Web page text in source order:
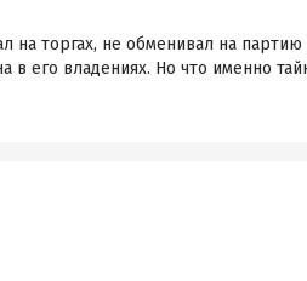
торгах, не обменивал на
в его владениях. Но что именно